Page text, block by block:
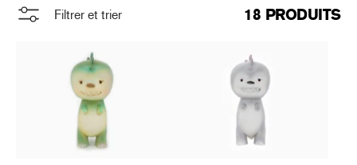
Filtrer et trier 18 PRODUITS